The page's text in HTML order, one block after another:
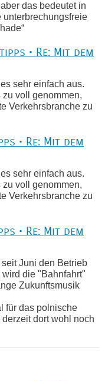
das bedeutet in
unterbrechungsfreie
• Re: Mit dem
sehr einfach aus.
voll genommen,
Verkehrsbranche zu
• Re: Mit dem
sehr einfach aus.
voll genommen,
Verkehrsbranche zu
• Re: Mit dem
Juni den Betrieb
die "Bahnfahrt"
Zukunftsmusik
für das polnische
dort wohl noch